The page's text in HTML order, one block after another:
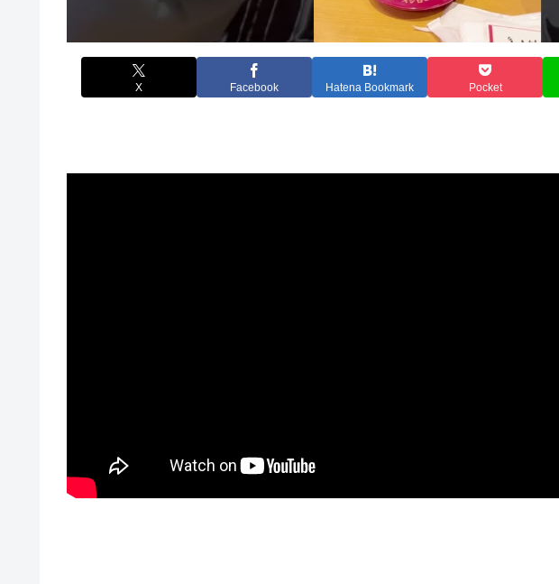
X Facebook Hatena Bookmark Pocket